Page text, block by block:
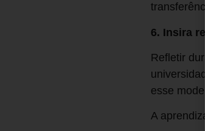
6. Insira
Refletir
esse
A